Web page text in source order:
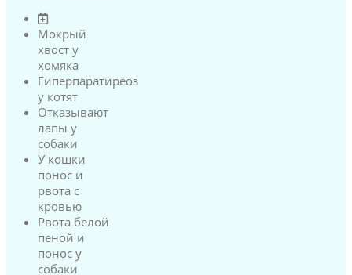
Мокрый
хвост у
хомяка
Гиперпаратиреоз
у котят
Отказывают
лапы у
собаки
У кошки
понос и
рвота с
кровью
Рвота белой
пеной и
понос у
собаки